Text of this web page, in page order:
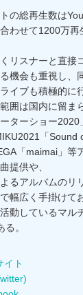
の総再生数は
わせて1200万再
リスナーと直接
機会も重視し、
イブも積極的に
囲は国内に留ま
ターショー2020
「Sound
「maimai」等
提供や、
るアルバムのリ
幅広く手掛けて
動しているマル
。
イト